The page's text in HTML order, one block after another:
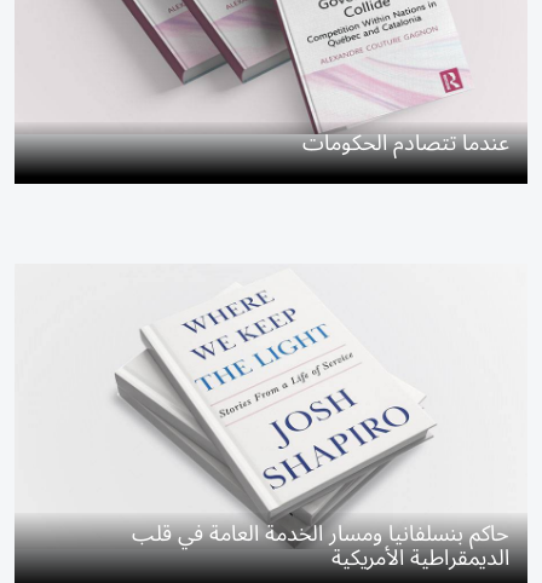
عندما تتصادم الحكومات
حاكم بنسلفانيا ومسار الخدمة العامة في قلب
الديمقراطية الأمريكية